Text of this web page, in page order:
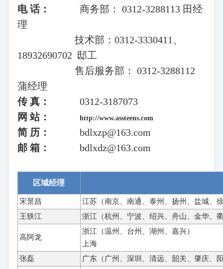
电 话：
商务部： 0312-3288113 田经
理
技术部：0312-3330411、
18932690702 邸工
售后服务部： 0312-3288112
蒲经理
传 真：
0312-3187073
网 站：
http://www.assteens.com
简 历：
bdlxzp@163.com
邮 箱：
bdlxdz@163.com
区域经理
宋景昌
江苏（南京、南通、泰州、扬州、盐城、
王轶江
浙江（杭州、宁波、绍兴、舟山、金华、
高阿龙
浙江（温州、台州、湖州、嘉兴）
上海
张磊
广东（广州、深圳、清远、韶关、肇庆、